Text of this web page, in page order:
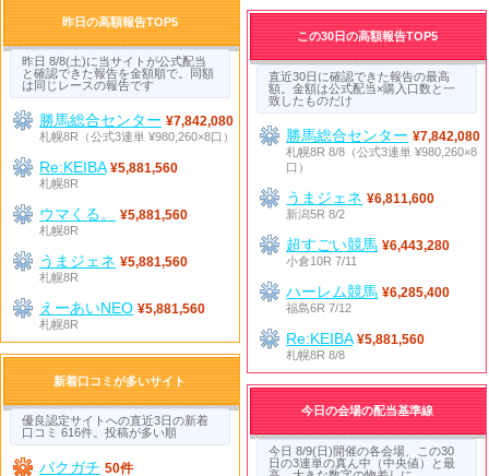
昨日の高額報告TOP5
昨日 8/8(土)に当サイトが公式配当
と確認できた報告を金額順で。同額
は同じレースの報告です
勝馬総合センター ¥7,842,080
札幌8R（公式3連単 ¥980,260×8口）
Re:KEIBA ¥5,881,560
札幌8R
ウマくる。
¥5,881,560
札幌8R
うまジェネ ¥5,881,560
札幌8R
えーあいNEO ¥5,881,560
札幌8R
この30日の高額報告TOP5
直近30日に確認できた報告の最高
額。金額は公式配当×購入口数と一
致したものだけ
勝馬総合センター ¥7,842,080
札幌8R 8/8（公式3連単 ¥980,260×8
口）
うまジェネ ¥6,811,600
新潟5R 8/2
超すごい競馬 ¥6,443,280
小倉10R 7/11
ハーレム競馬 ¥6,285,400
福島6R 7/12
Re:KEIBA ¥5,881,560
札幌8R 8/8
新着口コミが多いサイト
優良認定サイトへの直近3日の新着
口コミ 616件。投稿が多い順
バクガチ 50件
今日の会場の配当基準線
今日 8/9(日)開催の各会場、この30
日の3連単の真ん中（中央値）と最